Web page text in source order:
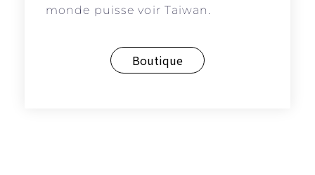
monde puisse voir Taiwan.
Boutique